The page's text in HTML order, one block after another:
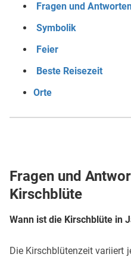
Fragen und
Symbolik
Feier
Beste Reisezeit
Orte
Fragen und
Kirschblüte
Wann ist die Kirschblüte in
Die Kirschblütenzeit variiert